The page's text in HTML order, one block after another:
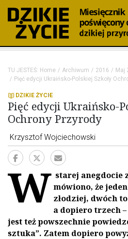
TU JESTEŚ: Home Archiwum 2016
Maj
Pięć edycji Ukraińsko-Polskiej Szkoły
DZIKIE ŻYCIE
Pięć edycji Ukraińsko-
Ochrony Przyrody
Krzysztof Wojciechowski
W starej anegdocie
mówiono, że
złodziej, dwóch
a dopiero trzech
jest też powszechnie
sztuka”. Zatem dopiero